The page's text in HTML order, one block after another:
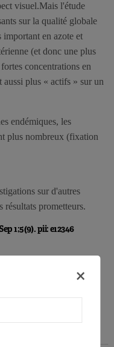
visuel.Mais l'étude
sur la qualité globale
en azote et
(et donc une plus
concentrations en
plus « actifs » sur un
endémiques, les
plus nombreux (fixation
sur d'autres
prometteurs.
1;5(9). pii: e12346
×